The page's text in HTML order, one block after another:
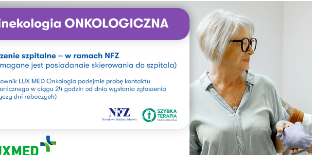
typami HPV może być przyczyną innych nowotworów: raka sromu i pochwy u kobiet oraz
i płuc. Wirus powoduje 64-100 % stanów przedrakowych pochwy, 90 % nowotworów
krtani, głowy i szyi, jamy nosowej. Przypadki nowotworów w Europie, np. jamy ustnej (10%
leczenie-hpv/